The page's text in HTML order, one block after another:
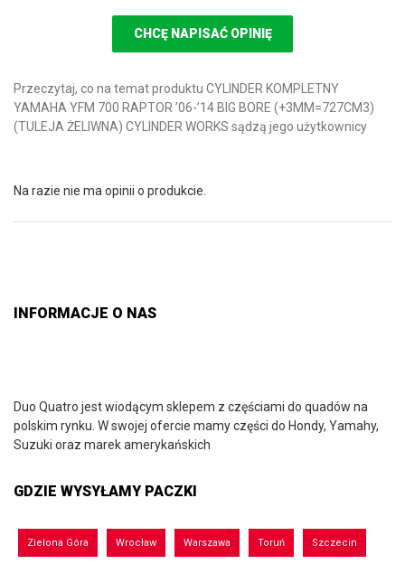
CHCĘ NAPISAĆ OPINIĘ
Przeczytaj, co na temat produktu CYLINDER KOMPLETNY
YAMAHA YFM 700 RAPTOR ’06-’14 BIG BORE (+3MM=727CM3)
(TULEJA ŻELIWNA) CYLINDER WORKS sądzą jego użytkownicy
Na razie nie ma opinii o produkcie.
INFORMACJE O NAS
Duo Quatro jest wiodącym sklepem z częściami do quadów na
polskim rynku. W swojej ofercie mamy części do Hondy, Yamahy,
Suzuki oraz marek amerykańskich
GDZIE WYSYŁAMY PACZKI
Zielona Góra Wrocław Warszawa Toruń Szczecin